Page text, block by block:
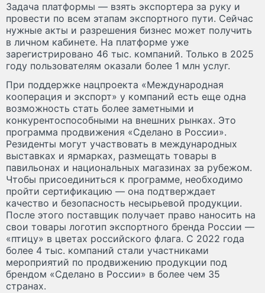
Задача платформы — взять экспортера за руку и
провести по всем этапам экспортного пути. Сейчас
нужные акты и разрешения бизнес может получить
в личном кабинете. На платформе уже
зарегистрировано 46 тыс. компаний. Только в 2025
году пользователям оказали более 1 млн услуг.
При поддержке нацпроекта «Международная
кооперация и экспорт» у компаний есть еще одна
возможность стать более заметными и
конкурентоспособными на внешних рынках. Это
программа продвижения «Сделано в России».
Резиденты могут участвовать в международных
выставках и ярмарках, размещать товары в
павильонах и национальных магазинах за рубежом.
Чтобы присоединиться к программе, необходимо
пройти сертификацию — она подтверждает
качество и безопасность несырьевой продукции.
После этого поставщик получает право наносить на
свои товары логотип экспортного бренда России —
«птицу» в цветах российского флага. С 2022 года
более 4 тыс. компаний стали участниками
мероприятий по продвижению продукции под
брендом «Сделано в России» в более чем 35
странах.